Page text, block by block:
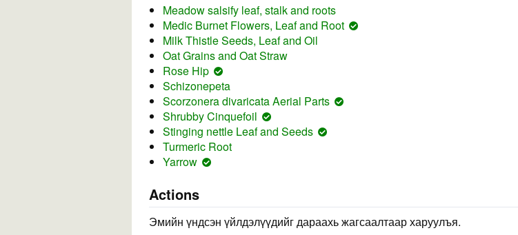
Meadow salsify leaf, stalk and roots
Medic Burnet Flowers, Leaf and Root
Milk Thistle Seeds, Leaf and Oil
Oat Grains and Oat Straw
Rose Hip
Schizonepeta
Scorzonera divaricata Aerial Parts
Shrubby Cinquefoil
Stinging nettle Leaf and Seeds
Turmeric Root
Yarrow
Actions
Эмийн үндсэн үйлдэлүүдийг дараахь жагсаалтаар харуулъя.